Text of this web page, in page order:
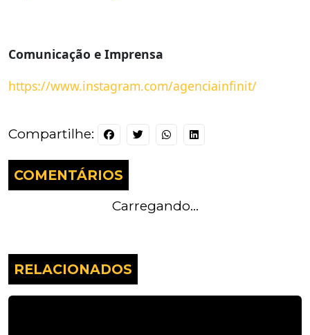
Comunicação e Imprensa
https://www.instagram.com/agenciainfinit/
Compartilhe:
COMENTÁRIOS
Carregando...
RELACIONADOS